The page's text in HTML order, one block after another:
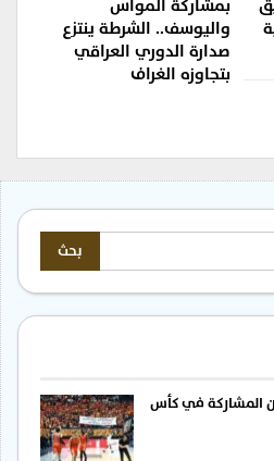
بمشاركة المواس
واليوسف.. الشرطة ينتزع
صدارة الدوري العراقي
بتجاوزه الغراف
المشاركة في كأس